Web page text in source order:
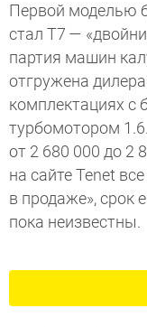
Первой моделью
стал T7 —
партия машин
отгружена
комплектациях с
турбомотором
от 2 680 000 до 2
на сайте Tenet
в продаже», срок
пока неизвестны.